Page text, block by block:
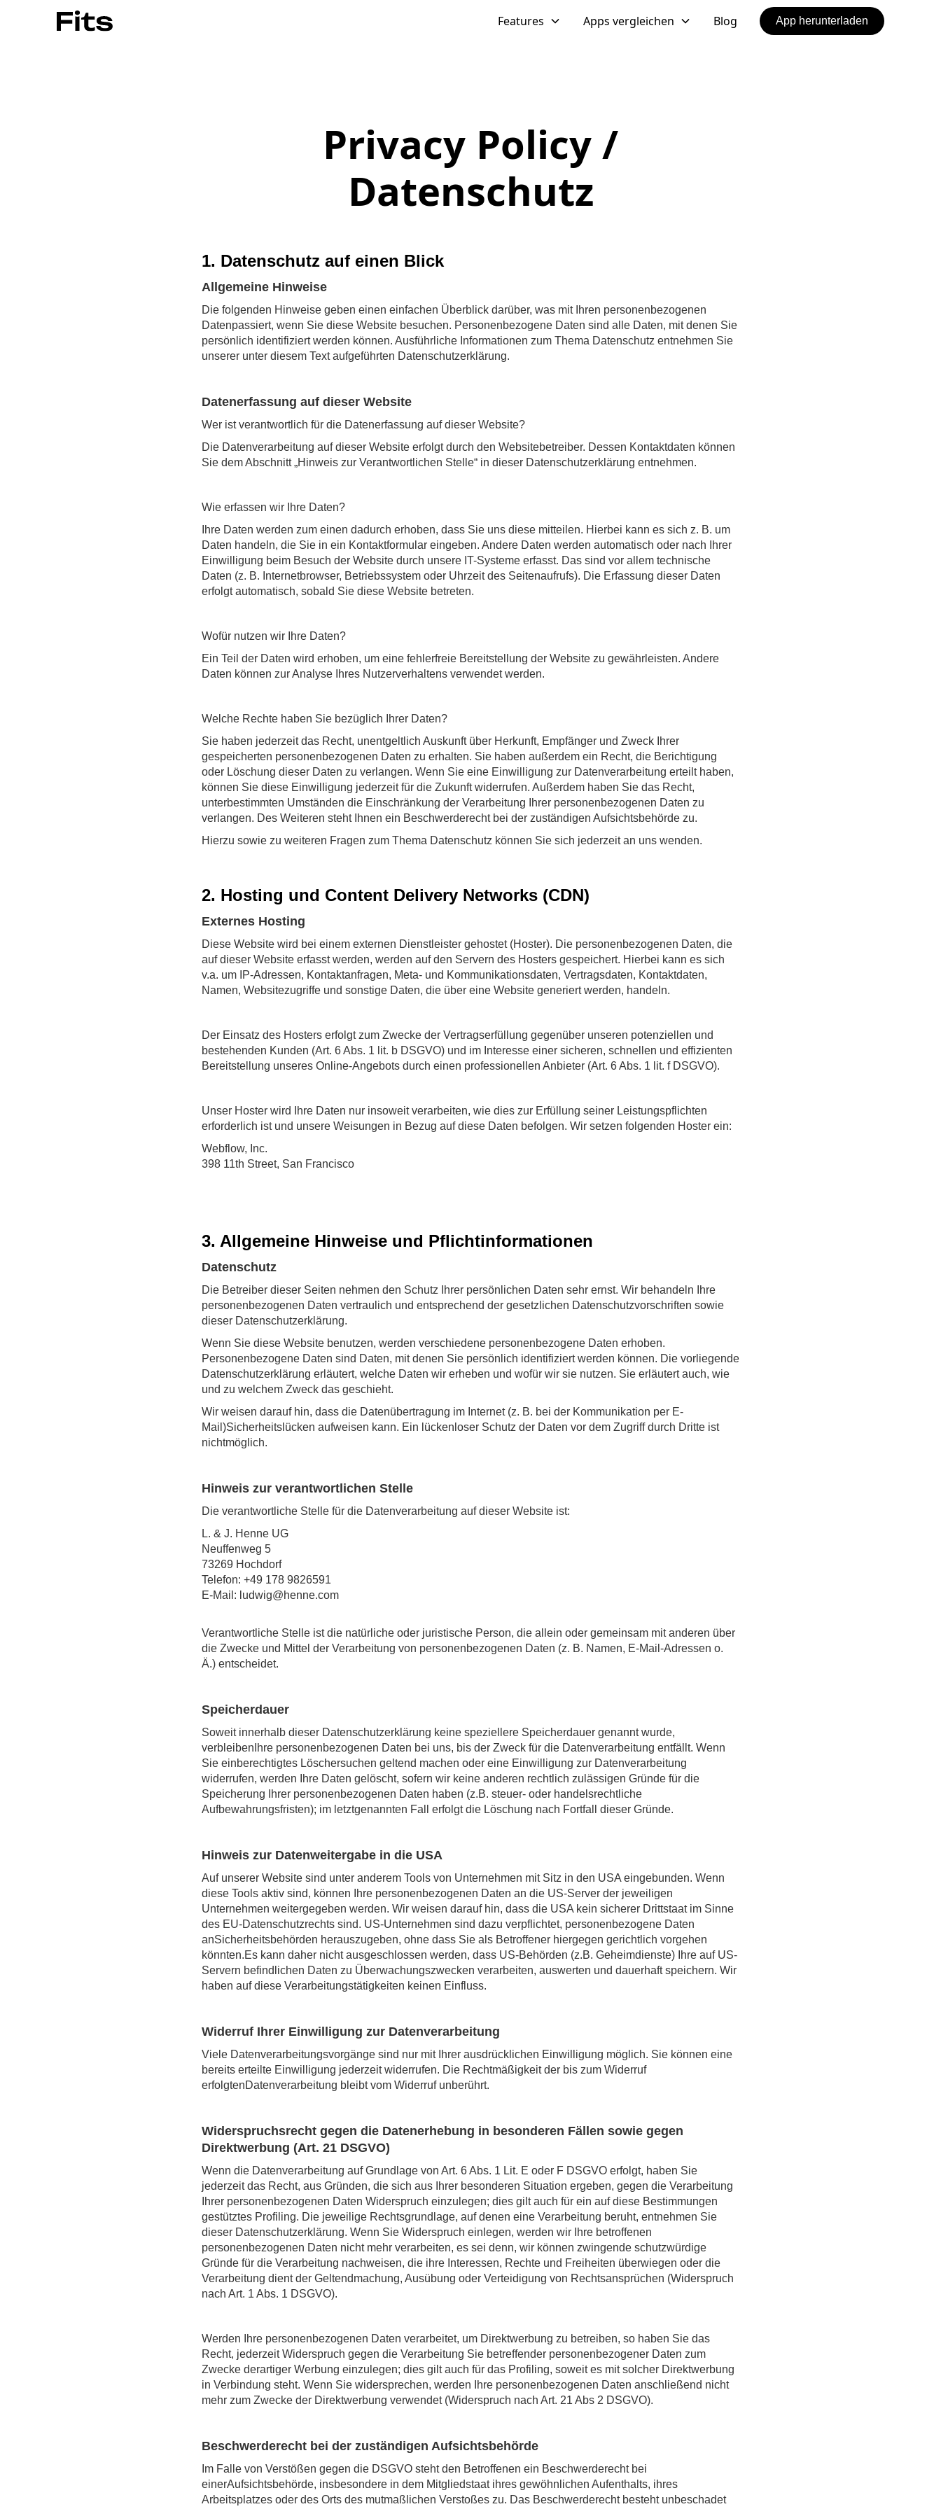
Features Apps vergleichen Blog App herunterladen
Privacy Policy /
Datenschutz
1. Datenschutz auf einen Blick
Allgemeine Hinweise
Die folgenden Hinweise geben einen einfachen Überblick darüber, was mit Ihren personenbezogenen
Datenpassiert, wenn Sie diese Website besuchen. Personenbezogene Daten sind alle Daten, mit denen Sie
persönlich identifiziert werden können. Ausführliche Informationen zum Thema Datenschutz entnehmen Sie
unserer unter diesem Text aufgeführten Datenschutzerklärung.
Datenerfassung auf dieser Website
Wer ist verantwortlich für die Datenerfassung auf dieser Website?
Die Datenverarbeitung auf dieser Website erfolgt durch den Websitebetreiber. Dessen Kontaktdaten können
Sie dem Abschnitt „Hinweis zur Verantwortlichen Stelle“ in dieser Datenschutzerklärung entnehmen.
Wie erfassen wir Ihre Daten?
Ihre Daten werden zum einen dadurch erhoben, dass Sie uns diese mitteilen. Hierbei kann es sich z. B. um
Daten handeln, die Sie in ein Kontaktformular eingeben. Andere Daten werden automatisch oder nach Ihrer
Einwilligung beim Besuch der Website durch unsere IT-Systeme erfasst. Das sind vor allem technische
Daten (z. B. Internetbrowser, Betriebssystem oder Uhrzeit des Seitenaufrufs). Die Erfassung dieser Daten
erfolgt automatisch, sobald Sie diese Website betreten.
Wofür nutzen wir Ihre Daten?
Ein Teil der Daten wird erhoben, um eine fehlerfreie Bereitstellung der Website zu gewährleisten. Andere
Daten können zur Analyse Ihres Nutzerverhaltens verwendet werden.
Welche Rechte haben Sie bezüglich Ihrer Daten?
Sie haben jederzeit das Recht, unentgeltlich Auskunft über Herkunft, Empfänger und Zweck Ihrer
gespeicherten personenbezogenen Daten zu erhalten. Sie haben außerdem ein Recht, die Berichtigung
oder Löschung dieser Daten zu verlangen. Wenn Sie eine Einwilligung zur Datenverarbeitung erteilt haben,
können Sie diese Einwilligung jederzeit für die Zukunft widerrufen. Außerdem haben Sie das Recht,
unterbestimmten Umständen die Einschränkung der Verarbeitung Ihrer personenbezogenen Daten zu
verlangen. Des Weiteren steht Ihnen ein Beschwerderecht bei der zuständigen Aufsichtsbehörde zu.
Hierzu sowie zu weiteren Fragen zum Thema Datenschutz können Sie sich jederzeit an uns wenden.
2. Hosting und Content Delivery Networks (CDN)
Externes Hosting
Diese Website wird bei einem externen Dienstleister gehostet (Hoster). Die personenbezogenen Daten, die
auf dieser Website erfasst werden, werden auf den Servern des Hosters gespeichert. Hierbei kann es sich
v.a. um IP-Adressen, Kontaktanfragen, Meta- und Kommunikationsdaten, Vertragsdaten, Kontaktdaten,
Namen, Websitezugriffe und sonstige Daten, die über eine Website generiert werden, handeln.
Der Einsatz des Hosters erfolgt zum Zwecke der Vertragserfüllung gegenüber unseren potenziellen und
bestehenden Kunden (Art. 6 Abs. 1 lit. b DSGVO) und im Interesse einer sicheren, schnellen und effizienten
Bereitstellung unseres Online-Angebots durch einen professionellen Anbieter (Art. 6 Abs. 1 lit. f DSGVO).
Unser Hoster wird Ihre Daten nur insoweit verarbeiten, wie dies zur Erfüllung seiner Leistungspflichten
erforderlich ist und unsere Weisungen in Bezug auf diese Daten befolgen. Wir setzen folgenden Hoster ein:
Webflow, Inc.
398 11th Street, San Francisco
3. Allgemeine Hinweise und Pflichtinformationen
Datenschutz
Die Betreiber dieser Seiten nehmen den Schutz Ihrer persönlichen Daten sehr ernst. Wir behandeln Ihre
personenbezogenen Daten vertraulich und entsprechend der gesetzlichen Datenschutzvorschriften sowie
dieser Datenschutzerklärung.
Wenn Sie diese Website benutzen, werden verschiedene personenbezogene Daten erhoben.
Personenbezogene Daten sind Daten, mit denen Sie persönlich identifiziert werden können. Die vorliegende
Datenschutzerklärung erläutert, welche Daten wir erheben und wofür wir sie nutzen. Sie erläutert auch, wie
und zu welchem Zweck das geschieht.
Wir weisen darauf hin, dass die Datenübertragung im Internet (z. B. bei der Kommunikation per E-
Mail)Sicherheitslücken aufweisen kann. Ein lückenloser Schutz der Daten vor dem Zugriff durch Dritte ist
nichtmöglich.
Hinweis zur verantwortlichen Stelle
Die verantwortliche Stelle für die Datenverarbeitung auf dieser Website ist:
L. & J. Henne UG
Neuffenweg 5
73269 Hochdorf
Telefon: +49 178 9826591
E-Mail: ludwig@henne.com
Verantwortliche Stelle ist die natürliche oder juristische Person, die allein oder gemeinsam mit anderen über
die Zwecke und Mittel der Verarbeitung von personenbezogenen Daten (z. B. Namen, E-Mail-Adressen o.
Ä.) entscheidet.
Speicherdauer
Soweit innerhalb dieser Datenschutzerklärung keine speziellere Speicherdauer genannt wurde,
verbleibenIhre personenbezogenen Daten bei uns, bis der Zweck für die Datenverarbeitung entfällt. Wenn
Sie einberechtigtes Löschersuchen geltend machen oder eine Einwilligung zur Datenverarbeitung
widerrufen, werden Ihre Daten gelöscht, sofern wir keine anderen rechtlich zulässigen Gründe für die
Speicherung Ihrer personenbezogenen Daten haben (z.B. steuer- oder handelsrechtliche
Aufbewahrungsfristen); im letztgenannten Fall erfolgt die Löschung nach Fortfall dieser Gründe.
Hinweis zur Datenweitergabe in die USA
Auf unserer Website sind unter anderem Tools von Unternehmen mit Sitz in den USA eingebunden. Wenn
diese Tools aktiv sind, können Ihre personenbezogenen Daten an die US-Server der jeweiligen
Unternehmen weitergegeben werden. Wir weisen darauf hin, dass die USA kein sicherer Drittstaat im Sinne
des EU-Datenschutzrechts sind. US-Unternehmen sind dazu verpflichtet, personenbezogene Daten
anSicherheitsbehörden herauszugeben, ohne dass Sie als Betroffener hiergegen gerichtlich vorgehen
könnten.Es kann daher nicht ausgeschlossen werden, dass US-Behörden (z.B. Geheimdienste) Ihre auf US-
Servern befindlichen Daten zu Überwachungszwecken verarbeiten, auswerten und dauerhaft speichern. Wir
haben auf diese Verarbeitungstätigkeiten keinen Einfluss.
Widerruf Ihrer Einwilligung zur Datenverarbeitung
Viele Datenverarbeitungsvorgänge sind nur mit Ihrer ausdrücklichen Einwilligung möglich. Sie können eine
bereits erteilte Einwilligung jederzeit widerrufen. Die Rechtmäßigkeit der bis zum Widerruf
erfolgtenDatenverarbeitung bleibt vom Widerruf unberührt.
Widerspruchsrecht gegen die Datenerhebung in besonderen Fällen sowie gegen
Direktwerbung (Art. 21 DSGVO)
Wenn die Datenverarbeitung auf Grundlage von Art. 6 Abs. 1 Lit. E oder F DSGVO erfolgt, haben Sie
jederzeit das Recht, aus Gründen, die sich aus Ihrer besonderen Situation ergeben, gegen die Verarbeitung
Ihrer personenbezogenen Daten Widerspruch einzulegen; dies gilt auch für ein auf diese Bestimmungen
gestütztes Profiling. Die jeweilige Rechtsgrundlage, auf denen eine Verarbeitung beruht, entnehmen Sie
dieser Datenschutzerklärung. Wenn Sie Widerspruch einlegen, werden wir Ihre betroffenen
personenbezogenen Daten nicht mehr verarbeiten, es sei denn, wir können zwingende schutzwürdige
Gründe für die Verarbeitung nachweisen, die ihre Interessen, Rechte und Freiheiten überwiegen oder die
Verarbeitung dient der Geltendmachung, Ausübung oder Verteidigung von Rechtsansprüchen (Widerspruch
nach Art. 1 Abs. 1 DSGVO).
Werden Ihre personenbezogenen Daten verarbeitet, um Direktwerbung zu betreiben, so haben Sie das
Recht, jederzeit Widerspruch gegen die Verarbeitung Sie betreffender personenbezogener Daten zum
Zwecke derartiger Werbung einzulegen; dies gilt auch für das Profiling, soweit es mit solcher Direktwerbung
in Verbindung steht. Wenn Sie widersprechen, werden Ihre personenbezogenen Daten anschließend nicht
mehr zum Zwecke der Direktwerbung verwendet (Widerspruch nach Art. 21 Abs 2 DSGVO).
Beschwerderecht bei der zuständigen Aufsichtsbehörde
Im Falle von Verstößen gegen die DSGVO steht den Betroffenen ein Beschwerderecht bei
einerAufsichtsbehörde, insbesondere in dem Mitgliedstaat ihres gewöhnlichen Aufenthalts, ihres
Arbeitsplatzes oder des Orts des mutmaßlichen Verstoßes zu. Das Beschwerderecht besteht unbeschadet